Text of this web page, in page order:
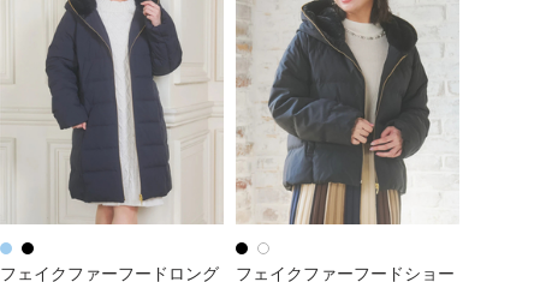
フェイクファーフードロング
フェイクファーフードショー